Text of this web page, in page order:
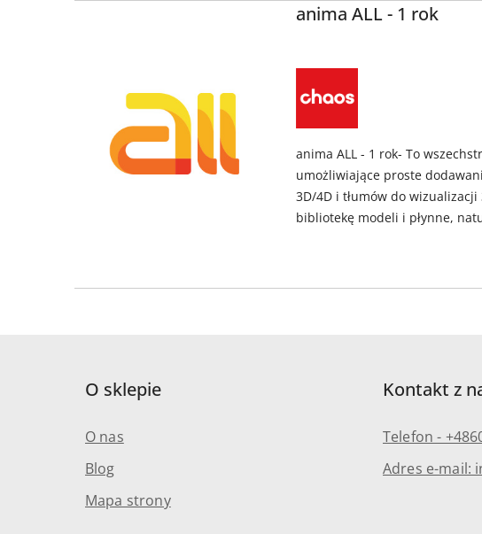
anima ALL - 1 rok
NAZWA
PRODUCENTA:
CHAOS
anima ALL - 1 rok- To
umożliwiające proste
3D/4D i tłumów do
bibliotekę modeli i płynne,
O sklepie
O nas
Blog
Mapa strony
Kontakt z
Telefon -
Adres e-mail: